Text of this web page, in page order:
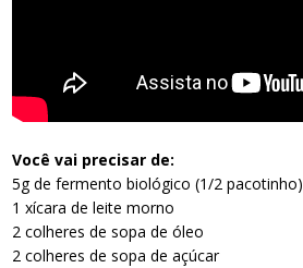
Você vai precisar de:
5g de fermento biológico (1/2 pacotinho)
1 xícara de leite morno
2 colheres de sopa de óleo
2 colheres de sopa de açúcar